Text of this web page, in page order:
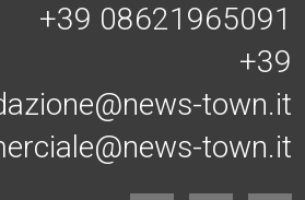
+39 08621965091
+39
town.it
town.it